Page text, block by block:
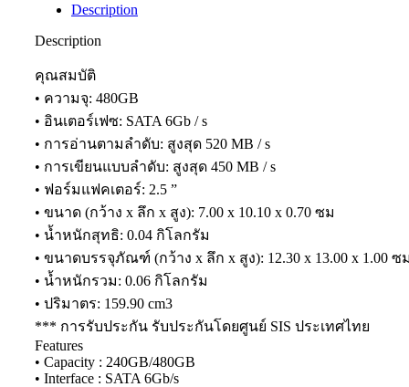
Description
Description
คุณสมบัติ
• ความจุ: 480GB
• อินเตอร์เฟซ: SATA 6Gb / s
• การอ่านตามลำดับ: สูงสุด 520 MB / s
• การเขียนแบบลำดับ: สูงสุด 450 MB / s
• ฟอร์มแฟคเตอร์: 2.5 ”
• ขนาด (กว้าง x ลึก x สูง): 7.00 x 10.10 x 0.70 ซม
• น้ำหนักสุทธิ: 0.04 กิโลกรัม
• ขนาดบรรจุภัณฑ์ (กว้าง x ลึก x สูง): 12.30 x 13.00 x 1.00 ซ
• น้ำหนักรวม: 0.06 กิโลกรัม
• ปริมาตร: 159.90 cm3
*** การรับประกัน รับประกันโดยศูนย์ SIS ประเทศไทย
Features
• Capacity : 240GB/480GB
• Interface : SATA 6Gb/s